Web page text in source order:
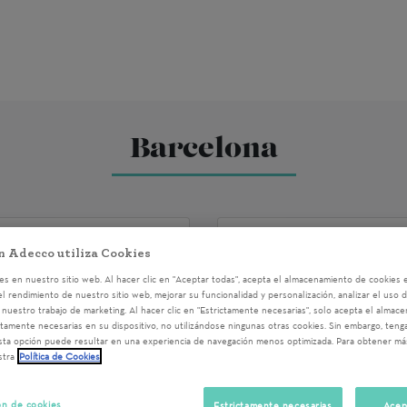
Barcelona
- 10010
13/02/2026 11:30
más sostenible?
podrás acompañar a
prácticas en
impulsa
ENGLISH
10010
Barcelona
Do you want to
people with
Adecco utiliza Cookies
en nuestro sitio web. Al hacer clic en "Aceptar todas", acepta el almacenamiento de cookies
rendimiento de nuestro sitio web, mejorar su funcionalidad y personalización, analizar el uso
trabajo de marketing. Al hacer clic en "Estrictamente necesarias", solo acepta el
necesarias en su dispositivo, no utilizándose ningunas otras cookies. Sin embargo,
opción puede resultar en una experiencia de navegación menos optimizada. Para obtener
Política de Cookies
de cookies